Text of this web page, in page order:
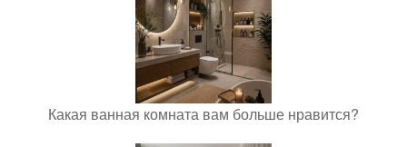
Какая ванная комната вам больше нравится?